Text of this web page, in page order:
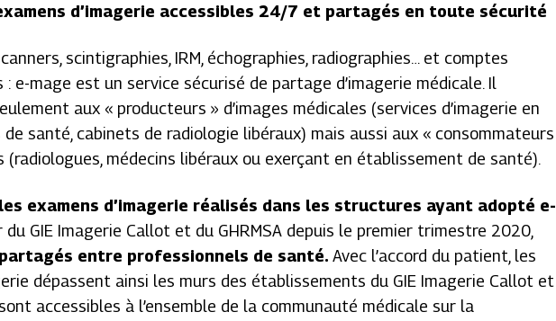
d’imagerie accessibles 24/7 et partagés en toute sécurité
scintigraphies, IRM, échographies, radiographies… et comptes
: e-mage est un service sécurisé de partage d’imagerie médicale. Il
aux « producteurs » d’images médicales (services d’imagerie en
santé, cabinets de radiologie libéraux) mais aussi aux « consommateurs
(radiologues, médecins libéraux ou exerçant en établissement de santé).
les examens d’imagerie réalisés dans les structures ayant adopté e-
du GIE Imagerie Callot et du GHRMSA depuis le premier trimestre 2020,
entre professionnels de santé.Avec l’accord du patient, les
dépassent ainsi les murs des établissements du GIE Imagerie Callot et
accessibles à l’ensemble de la communauté médicale sur la